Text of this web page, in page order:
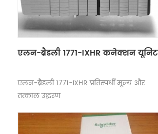
एलन-ब्रैडली 1771-IXHR कनेक्शन यूनिट
एलन-ब्रैडली 1771-IXHR प्रतिस्पर्धी मूल्य और
तत्काल उद्धरण